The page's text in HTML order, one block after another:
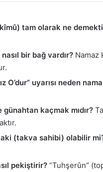
tam olarak ne
bir bağ vardır? Namaz
O’dur” uyarısı neden
kaçmak mıdır?
(takva sahibi) olabilir
pekiştirir? “Tuhşerûn”